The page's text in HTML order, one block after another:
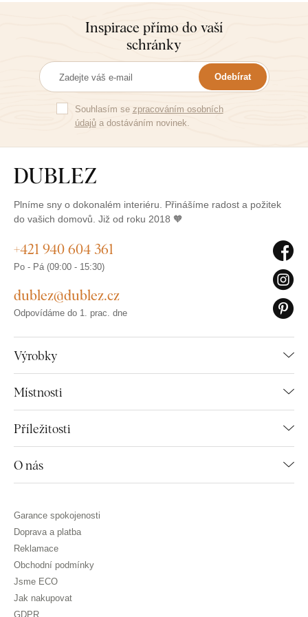
3D modelace jak se někdy zdá,
tak vypadá úžasně. Barvy
krásné a vše pečlivě zabalené.
Není to náš první, ani poslední
nákup. Děkujeme :)
Inspirace přímo do vaší
schránky
Odebírat
Souhlasím se zpracováním osobních
údajůa dostáváním novinek.
Plníme sny o dokonalém interiéru. Přinášíme radost a požitek
do vašich domovů. Již od roku 2018 🧡
Výrobky
Místnosti
Příležitosti
O nás
+421 940 604 361
Po - Pá (09:00 - 15:30)
dublez@dublez.cz
Odpovídáme do 1. prac. dne
Garance spokojenosti
Doprava a platba
Reklamace
Obchodní podmínky
Jsme ECO
Jak nakupovat
GDPR